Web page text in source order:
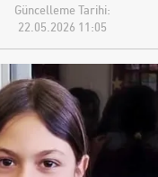
Güncelleme Tarihi:
22.05.2026 11:05